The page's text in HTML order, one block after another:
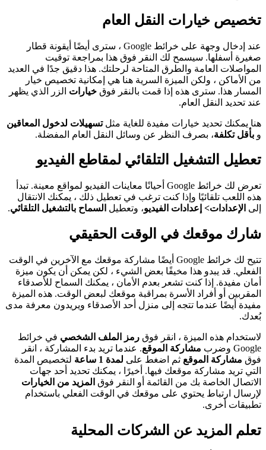
تخصيص خيارات النقل العام
عند إدخال وجهة على خرائط Google ، سترى أيضًا أيقونة قطار
صغيرة أسفلها. سيسمح لك النقر فوق هذا بمراجعة توقيت
المواصلات العامة والطرق المتاحة لرحلتك. هذا دقيق جدًا في العديد
من الأماكن ، ولكن الميزة السرية هنا هي إمكانية تخصيص خيار
المسار هذا. سترى هذه إذا قمت بالنقر فوق خيارات الزر الذي يظهر
عند تحديد النقل العام.
هنا يمكنك تحديد خيارات مفيدة للغاية مثلتسهيلات لدخول المعاقين
و بأقل تكلفة، بصرف النظر عن وسائل النقل العام المفضلة.
تعطيل التشغيل التلقائي لمقاطع الفيديو
تعرض لك خرائط Google أحيانًا معاينات الفيديو لمواقع معينة. تبدأ
هذه اللعب تلقائيًا وإذا كنت ترغب في تعطيل ذلك ، يمكنك الانتقال
إلى الإعدادات> إعدادات الفيديو، وتعطيل السماح بالتشغيل التلقائي.
شارك موقعك في الوقت الحقيقي
تتيح لك خرائط Google أيضًا مشاركة موقعك مع الآخرين في الوقت
الفعلي. قد يبدو هذا مخيفًا بعض الشيء ، لكن يمكن أن يكون ميزة
أمان مفيدة. إذا كنت تشعر بعدم الأمان ، يمكنك السماح للأصدقاء
المقربين أو أفراد الأسرة بمراقبة موقعك لبعض الوقت. هذه الميزة
مفيدة أيضًا عندما تتجه إلى منزل أحد الأصدقاء ويريدون معرفة مدى
بُعدك.
لاستخدام هذه الميزة ، انقر فوق رمز الملف الشخصي في خرائط
Google وضرب
مشاركة الموقع. عندما تريد بدء المشاركة ، انقر
فوق مشاركة الموقع ثم اضغط على لمدة 1 ساعة
لتخصيص المدة
التي تريد مشاركة موقعك فيها. أخيرًا ، يمكنك تحديد أحد جهات
الاتصال الخاصة بك من القائمة أو النقر فوق المزيد من الخيارات
لإرسال ارتباط يحتوي على موقعك في الوقت الفعلي باستخدام
تطبيقات أخرى.
تعلم المزيد عن الشركات المحلية